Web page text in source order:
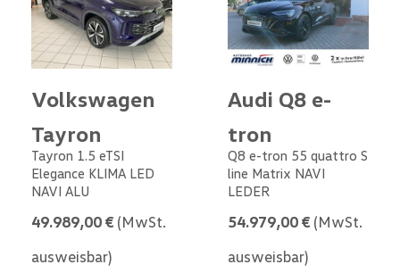
Volkswagen
Tayron
Tayron 1.5 eTSI
Elegance KLIMA LED
NAVI ALU
49.989,00 € (MwSt.
ausweisbar)
Audi Q8 e-
tron
Q8 e-tron 55 quattro S
line Matrix NAVI
LEDER
54.979,00 € (MwSt.
ausweisbar)